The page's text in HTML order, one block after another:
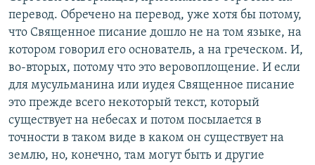
перевод. Обречено на перевод, уже хотя бы потому,
что Священное писание дошло не на том языке, на
котором говорил его основатель, а на греческом. И,
во-вторых, потому что это веровоплощение. И если
для мусульманина или иудея Священное писание
это прежде всего некоторый текст, который
существует на небесах и потом посылается в
точности в таком виде в каком он существует на
землю, но, конечно, там могут быть и другие